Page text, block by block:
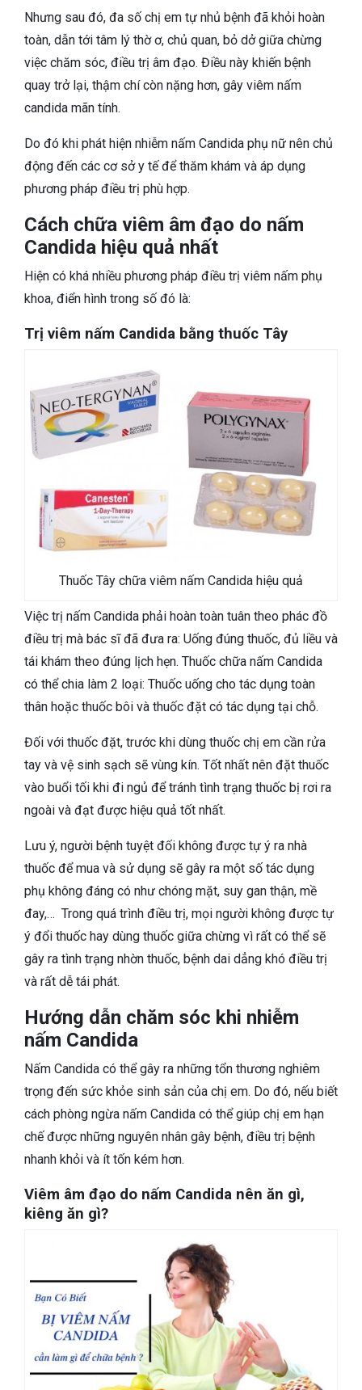
Nhưng sau đó, đa số chị em tự nhủ bệnh đã khỏi hoàn
toàn, dẫn tới tâm lý thờ ơ, chủ quan, bỏ dở giữa chừng
việc chăm sóc, điều trị âm đạo. Điều này khiến bệnh
quay trở lại, thậm chí còn nặng hơn, gây viêm nấm
candida mãn tính.
Do đó khi phát hiện nhiễm nấm Candida phụ nữ nên chủ
động đến các cơ sở y tế để thăm khám và áp dụng
phương pháp điều trị phù hợp.
Cách chữa viêm âm đạo do nấm
Candida hiệu quả nhất
Hiện có khá nhiều phương pháp điều trị viêm nấm phụ
khoa, điển hình trong số đó là:
Trị viêm nấm Candida bằng thuốc Tây
Thuốc Tây chữa viêm nấm Candida hiệu quả
Việc trị nấm Candida phải hoàn toàn tuân theo phác đồ
điều trị mà bác sĩ đã đưa ra: Uống đúng thuốc, đủ liều và
tái khám theo đúng lịch hẹn. Thuốc chữa nấm Candida
có thể chia làm 2 loại: Thuốc uống cho tác dụng toàn
thân hoặc thuốc bôi và thuốc đặt có tác dụng tại chỗ.
Đối với thuốc đặt, trước khi dùng thuốc chị em cần rửa
tay và vệ sinh sạch sẽ vùng kín. Tốt nhất nên đặt thuốc
vào buổi tối khi đi ngủ để tránh tình trạng thuốc bị rơi ra
ngoài và đạt được hiệu quả tốt nhất.
Lưu ý, người bệnh tuyệt đối không được tự ý ra nhà
thuốc để mua và sử dụng sẽ gây ra một số tác dụng
phụ không đáng có như chóng mặt, suy gan thận, mề
đay,… Trong quá trình điều trị, mọi người không được tự
ý đổi thuốc hay dùng thuốc giữa chừng vì rất có thể sẽ
gây ra tình trạng nhờn thuốc, bệnh dai dẳng khó điều trị
và rất dễ tái phát.
Hướng dẫn chăm sóc khi nhiễm
nấm Candida
Nấm Candida có thể gây ra những tổn thương nghiêm
trọng đến sức khỏe sinh sản của chị em. Do đó, nếu biết
cách phòng ngừa nấm Candida có thể giúp chị em hạn
chế được những nguyên nhân gây bệnh, điều trị bệnh
nhanh khỏi và ít tốn kém hơn.
Viêm âm đạo do nấm Candida nên ăn gì,
kiêng ăn gì?